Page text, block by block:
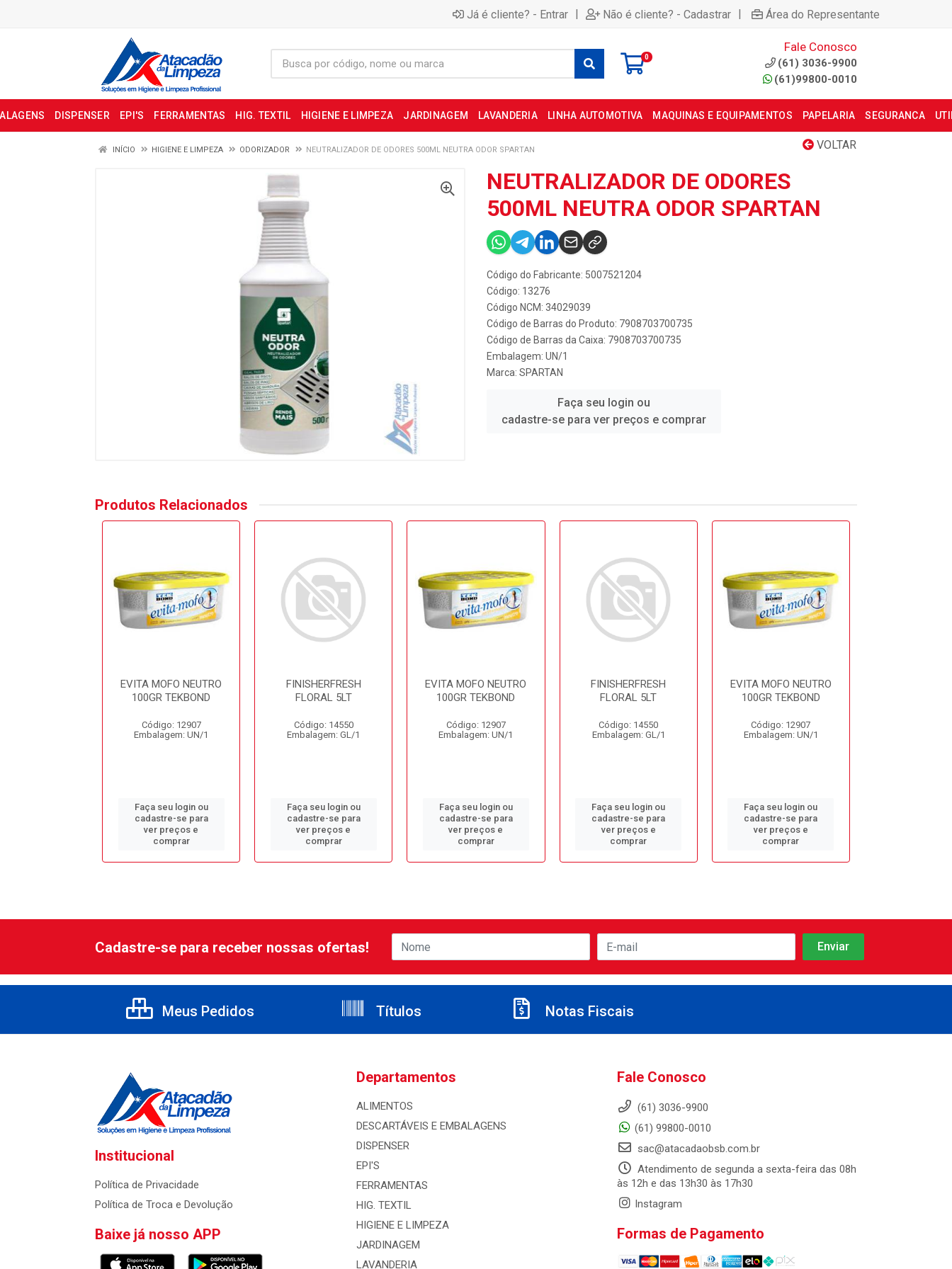
Já é cliente? - Entrar | Não é cliente? - Cadastrar | Área do Representante
0
Fale Conosco
(61) 3036-9900
(61)99800-0010
DISPENSER EPI'S FERRAMENTAS HIG. TEXTIL HIGIENE E LIMPEZA JARDINAGEM LAVANDERIA LINHA AUTOMOTIVA MAQUINAS E EQUIPAMENTOS PAPELARIA SEGURANCA
VOLTAR
INÍCIO HIGIENE E LIMPEZA ODORIZADOR NEUTRALIZADOR DE ODORES 500ML NEUTRA ODOR SPARTAN
NEUTRALIZADOR DE ODORES
500ML NEUTRA ODOR SPARTAN
Código do Fabricante: 5007521204
Código: 13276
Código NCM: 34029039
Código de Barras do Produto: 7908703700735
Código de Barras da Caixa: 7908703700735
Embalagem: UN/1
Marca: SPARTAN
Faça seu login ou
cadastre-se para ver preços e comprar
Produtos Relacionados
EVITA MOFO NEUTRO
100GR TEKBOND
Código: 12907
Embalagem: UN/1
Faça seu login ou
cadastre-se para
ver preços e
comprar
FINISHERFRESH
FLORAL 5LT
Código: 14550
Embalagem: GL/1
Faça seu login ou
cadastre-se para
ver preços e
comprar
EVITA MOFO NEUTRO
100GR TEKBOND
Código: 12907
Embalagem: UN/1
Faça seu login ou
cadastre-se para
ver preços e
comprar
FINISHERFRESH
FLORAL 5LT
Código: 14550
Embalagem: GL/1
Faça seu login ou
cadastre-se para
ver preços e
comprar
EVITA MOFO NEUTRO
100GR TEKBOND
Código: 12907
Embalagem: UN/1
Faça seu login ou
cadastre-se para
ver preços e
comprar
Cadastre-se para receber nossas ofertas!
Meus Pedidos Títulos Notas Fiscais
Institucional
Política de Privacidade
Política de Troca e Devolução
Baixe já nosso APP
Departamentos
ALIMENTOS
DESCARTÁVEIS E EMBALAGENS
DISPENSER
EPI'S
FERRAMENTAS
HIG. TEXTIL
HIGIENE E LIMPEZA
JARDINAGEM
LAVANDERIA
Fale Conosco
(61) 3036-9900
(61) 99800-0010
sac@atacadaobsb.com.br
Atendimento de segunda a sexta-feira das 08h
às 12h e das 13h30 às 17h30
Instagram
Formas de Pagamento